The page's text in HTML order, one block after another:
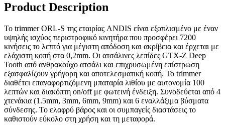
Product Description
Το trimmer ORL-S της εταιρίας ANDIS είναι εξοπλισμένο με έναν
υψηλής ισχύος περιστροφικό κινητήρα που προσφέρει 7200
κινήσεις το λεπτό για μέγιστη απόδοση και ακρίβεια και έρχεται με
ελάχιστη κοπή στα 0,2mm. Οι ατσάλινες λεπίδες GTX-Z Deep
Tooth από ανθρακούχο ατσάλι και επιχρυσωμένη επίστρωση
εξασφαλίζουν γρήγορη και αποτελεσματική κοπή. Το trimmer
διαθέτει επαναφορτιζόμενη μπαταρία λιθίου με αυτονομία 100
λεπτών και διακόπτη on/off με φωτεινή ένδειξη. Συνοδεύεται από 4
χτενάκια (1.5mm, 3mm, 6mm, 9mm) και 6 εναλλάξιμα βύσματα
σύνδεσης. Το ελαφρύ βάρος και οι συμπαγείς διαστάσεις το
καθιστούν εύκολο στη χρήση και τη μεταφορά.